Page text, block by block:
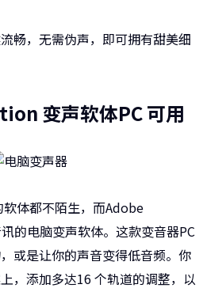
畅，无需伪声，即可拥有甜美细
变声软体PC 可用
体都不陌生，而Adobe
的电脑变声软体。这款变音器PC
或是让你的声音变得低音频。你
，添加多达16 个轨道的调整，以